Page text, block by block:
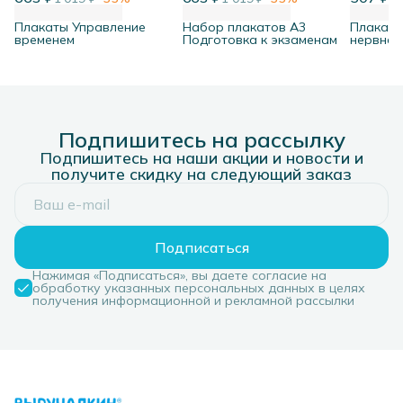
Плакаты Управление
временем
Набор плакатов А3
Подготовка к экзаменам
Плакат
Подпишитесь на рассылку
Подпишитесь на наши акции и новости и
получите скидку на следующий заказ
Подписаться
Нажимая «Подписаться», вы даете согласие на
обработку указанных персональных данных в целях
получения информационной и рекламной рассылки